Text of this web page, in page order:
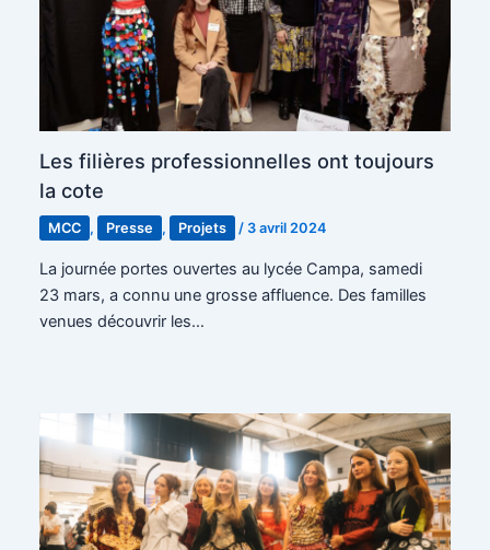
Les filières professionnelles ont toujours
la cote
MCC , Presse , Projets / 3 avril 2024
La journée portes ouvertes au lycée Campa, samedi
23 mars, a connu une grosse affluence. Des familles
venues découvrir les…